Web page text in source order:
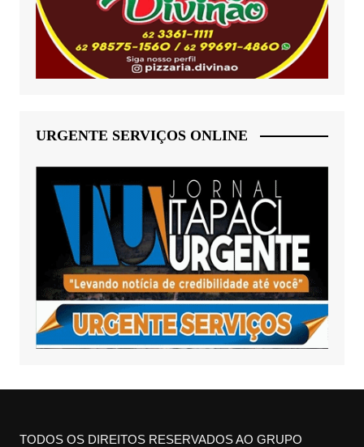
URGENTE SERVIÇOS ONLINE
TODOS OS DIREITOS RESERVADOS AO GRUPO